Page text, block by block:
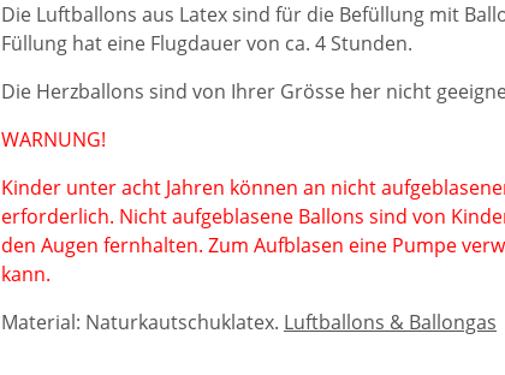
Die Luftballons aus Latex sind für die Befüllung mit
Füllung hat eine Flugdauer von ca. 4 Stunden.
Die Herzballons sind von Ihrer Grösse her nicht
WARNUNG!
Kinder unter acht Jahren können an nicht
erforderlich. Nicht aufgeblasene Ballons sind von
den Augen fernhalten. Zum Aufblasen eine Pumpe
kann.
Material: Naturkautschuklatex. Luftballons & Ballongas